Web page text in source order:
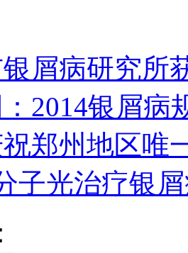
屑病研究所
2014银屑病
郑州地区唯
子光治疗银